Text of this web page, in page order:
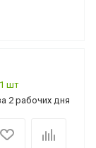
шт
2 рабочих дня